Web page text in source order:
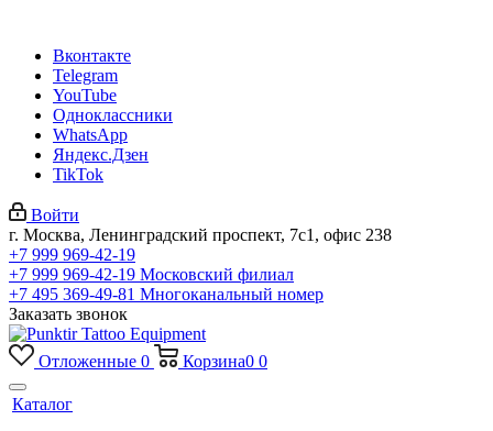
Вконтакте
Telegram
YouTube
Одноклассники
WhatsApp
Яндекс.Дзен
TikTok
Войти
г. Москва, Ленинградский проспект, 7с1, офис 238
+7 999 969-42-19
+7 999 969-42-19 Московский филиал
+7 495 369-49-81 Многоканальный номер
Заказать звонок
Отложенные 0 Корзина0 0
Каталог